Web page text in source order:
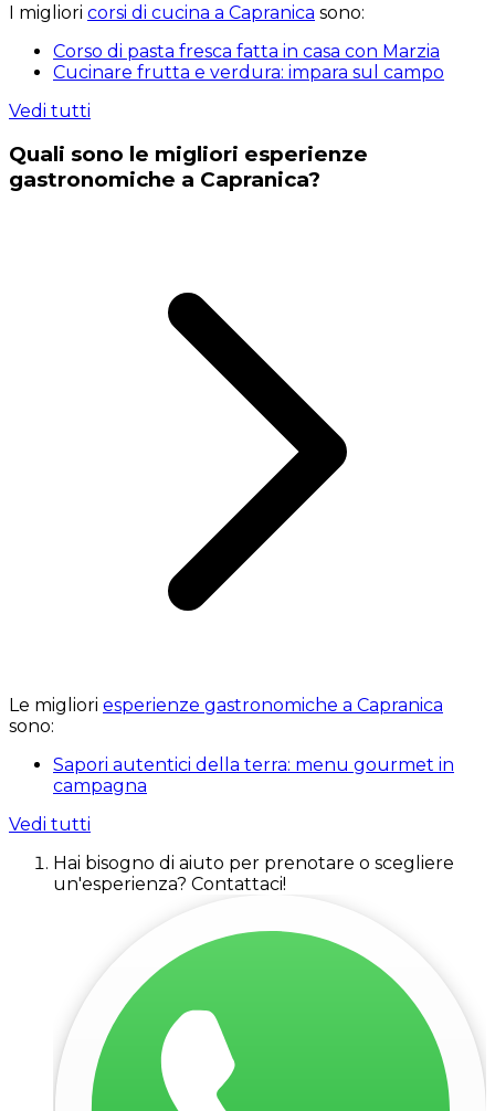
I migliori corsi di cucina a Capranica sono:
Corso di pasta fresca fatta in casa con Marzia
Cucinare frutta e verdura: impara sul campo
Vedi tutti
Quali sono le migliori esperienze
gastronomiche a Capranica?
Le migliori esperienze gastronomiche a Capranica
sono:
Sapori autentici della terra: menu gourmet in
campagna
Vedi tutti
Hai bisogno di aiuto per prenotare o scegliere
un'esperienza? Contattaci!